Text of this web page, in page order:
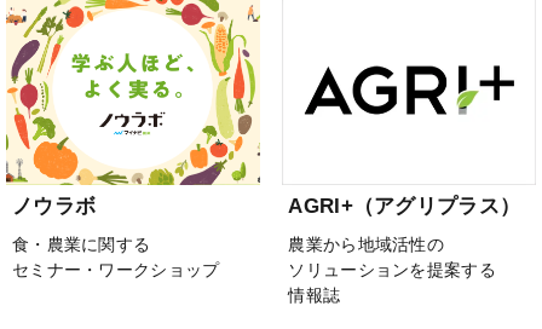
ノウラボ
食・農業に関する
セミナー・ワークショップ
AGRI+（アグリプラス）
農業から地域活性の
ソリューションを提案する
情報誌